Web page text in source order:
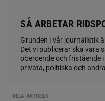
SÅ ARBETAR
Grunden i vår journalistik
Det vi publicerar ska vara
oberoende och fristående
privata, politiska och
DELA ARTIKELN